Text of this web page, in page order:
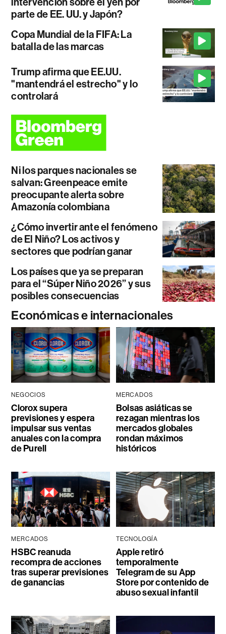
parte de EE. UU. y Japón?
Copa Mundial de la FIFA: La
batalla de las marcas
Trump afirma que EE.UU.
"mantendrá el estrecho" y lo
controlará
Ni los parques nacionales se
salvan: Greenpeace emite
preocupante alerta sobre
Amazonía colombiana
¿Cómo invertir ante el fenómeno
de El Niño? Los activos y
sectores que podrían ganar
Los países que ya se preparan
para el “Súper Niño 2026” y sus
posibles consecuencias
Económicas e internacionales
NEGOCIOS
Clorox supera
previsiones y espera
impulsar sus ventas
anuales con la compra
de Purell
MERCADOS
Bolsas asiáticas se
rezagan mientras los
mercados globales
rondan máximos
históricos
MERCADOS
HSBC reanuda
recompra de acciones
tras superar previsiones
de ganancias
TECNOLOGÍA
Apple retiró
temporalmente
Telegram de su App
Store por contenido de
abuso sexual infantil